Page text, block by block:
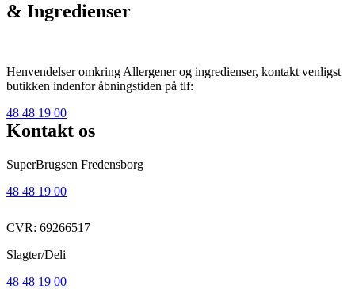
& Ingredienser
Henvendelser omkring Allergener og ingredienser, kontakt venligst
butikken indenfor åbningstiden på tlf:
48 48 19 00
Kontakt os
SuperBrugsen Fredensborg
48 48 19 00
CVR: 69266517
Slagter/Deli
48 48 19 00